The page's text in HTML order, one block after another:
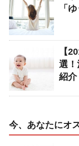
「
【
選！
紹介
今、あなたにオ